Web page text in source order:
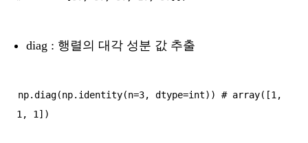
diag : 행렬의 대각 성분 값 추출
np.diag(np.identity(n=3, dtype=int)) # array([1,